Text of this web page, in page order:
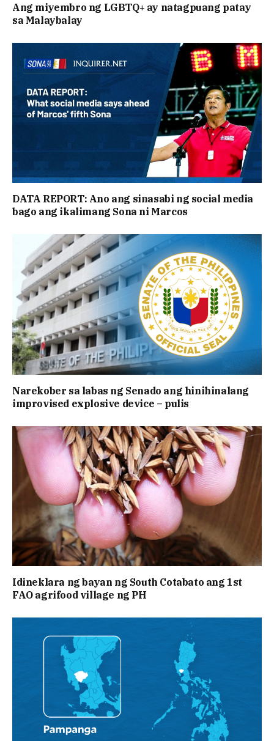
Ang miyembro ng LGBTQ+ ay natagpuang patay
sa Malaybalay
DATA REPORT: Ano ang sinasabi ng social media
bago ang ikalimang Sona ni Marcos
Narekober sa labas ng Senado ang hinihinalang
improvised explosive device – pulis
Idineklara ng bayan ng South Cotabato ang 1st
FAO agrifood village ng PH